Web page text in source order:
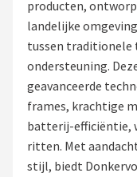
Stadsfietsen
Elektrische
Mountainbikes
Shop
producten,
landelijke
tussen traditionele
ondersteuning.
geavanceerde
frames, krachtige
batterij-efficiëntie,
ritten. Met
stijl, biedt